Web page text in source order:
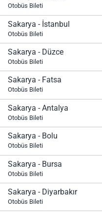
Otobüs Bileti
Sakarya - İstanbul
Otobüs Bileti
Sakarya - Düzce
Otobüs Bileti
Sakarya - Fatsa
Otobüs Bileti
Sakarya - Antalya
Otobüs Bileti
Sakarya - Bolu
Otobüs Bileti
Sakarya - Bursa
Otobüs Bileti
Sakarya - Diyarbakır
Otobüs Bileti